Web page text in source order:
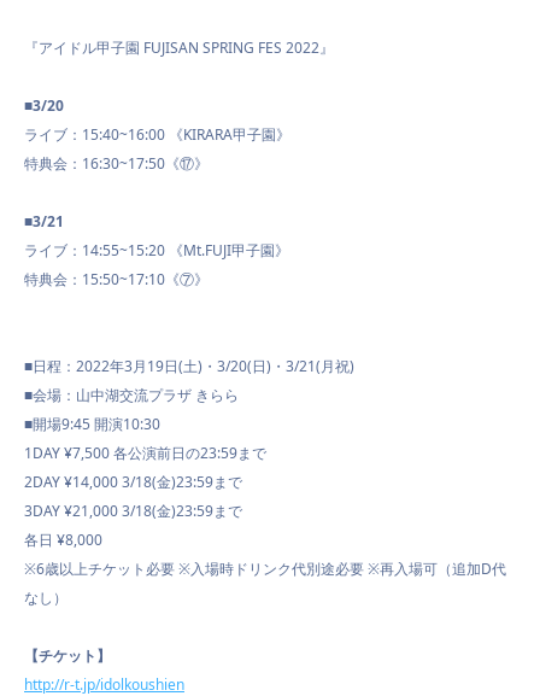
CONTACT
『アイドル甲子園 FUJISAN SPRING FES 2022』
■3/20
ライブ：15:40~16:00 《KIRARA甲子園》
特典会：16:30~17:50《⑰》
■3/21
ライブ：14:55~15:20 《Mt.FUJI甲子園》
特典会：15:50~17:10《⑦》
■日程：2022年3月19日(土)・3/20(日)・3/21(月祝)
■会場：山中湖交流プラザ きらら
■開場9:45 開演10:30
1DAY ¥7,500 各公演前日の23:59まで
2DAY ¥14,000 3/18(金)23:59まで
3DAY ¥21,000 3/18(金)23:59まで
各日 ¥8,000
※6歳以上チケット必要 ※入場時ドリンク代別途必要 ※再入場可（追加D代
なし）
【チケット】
http://r-t.jp/idolkoushien